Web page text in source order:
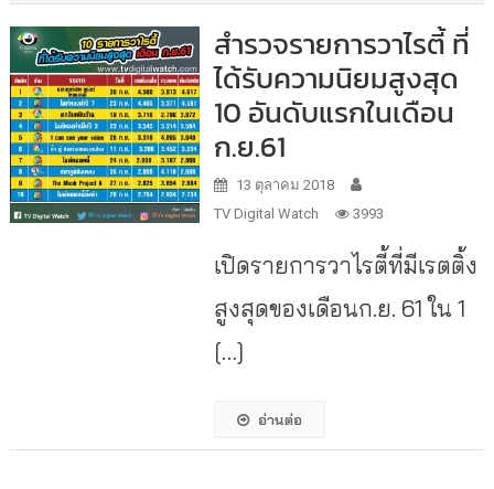
สำรวจรายการวาไรตี้ ที่
ได้รับความนิยมสูงสุด
10 อันดับแรกในเดือน
ก.ย.61
13 ตุลาคม 2018
TV Digital Watch
3993
เปิดรายการวาไรตี้ที่มีเรตติ้ง
สูงสุดของเดือนก.ย. 61 ใน 1
[…]
อ่านต่อ